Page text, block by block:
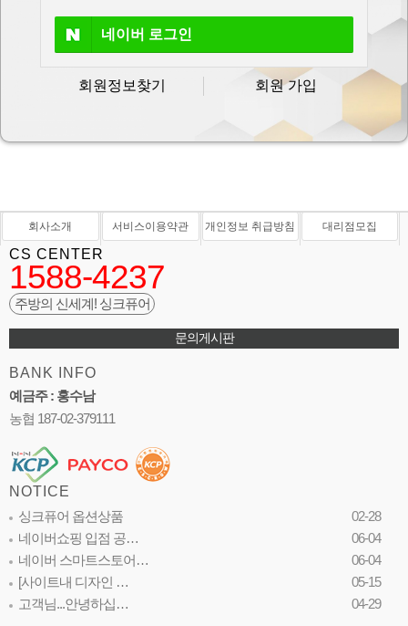
네이버 로그인
회원정보찾기 회원 가입
회사소개 서비스이용약관 개인정보 취급방침 대리점모집
CS CENTER
1588-4237
주방의 신세계! 싱크퓨어
문의게시판
BANK INFO
예금주 : 홍수남
농협 187-02-379111
NOTICE
싱크퓨어 옵션상품
02-28
네이버쇼핑 입점 공…
06-04
네이버 스마트스토어…
06-04
[사이트내 디자인 …
05-15
고객님...안녕하십…
04-29